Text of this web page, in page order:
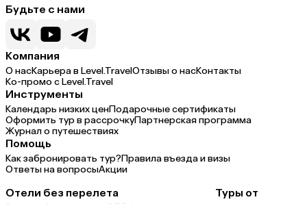
Будьте с нами
Компания
О насКарьера в Level.TravelОтзывы о насКонтакты
Ко-промо с Level.Travel
Инструменты
Календарь низких ценПодарочные сертификаты
Оформить тур в рассрочкуПартнерская программа
Журнал о путешествиях
Помощь
Как забронировать тур?Правила въезда и визы
Ответы на вопросыАкции
Отели без перелета
Туры от